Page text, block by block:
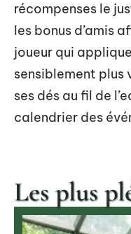
récompenses le
les bonus d’amis
joueur qui
sensiblement plus
ses dés au fil de
calendrier des
Les plus